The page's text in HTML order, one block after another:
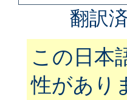
翻訳
この日本
性があり